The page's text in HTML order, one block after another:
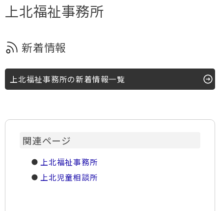
上北福祉事務所
新着情報
上北福祉事務所の新着情報一覧
関連ページ
上北福祉事務所
上北児童相談所